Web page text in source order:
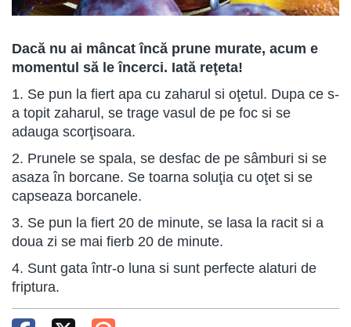
Dacă nu ai mâncat încă prune murate, acum e
momentul să le încerci. Iată reţeta!
1. Se pun la fiert apa cu zaharul si oţetul. Dupa ce s-
a topit zaharul, se trage vasul de pe foc si se
adauga scorţisoara.
2. Prunele se spala, se desfac de pe sâmburi si se
asaza în borcane. Se toarna soluţia cu oţet si se
capseaza borcanele.
3. Se pun la fiert 20 de minute, se lasa la racit si a
doua zi se mai fierb 20 de minute.
4. Sunt gata într-o luna si sunt perfecte alaturi de
friptura.